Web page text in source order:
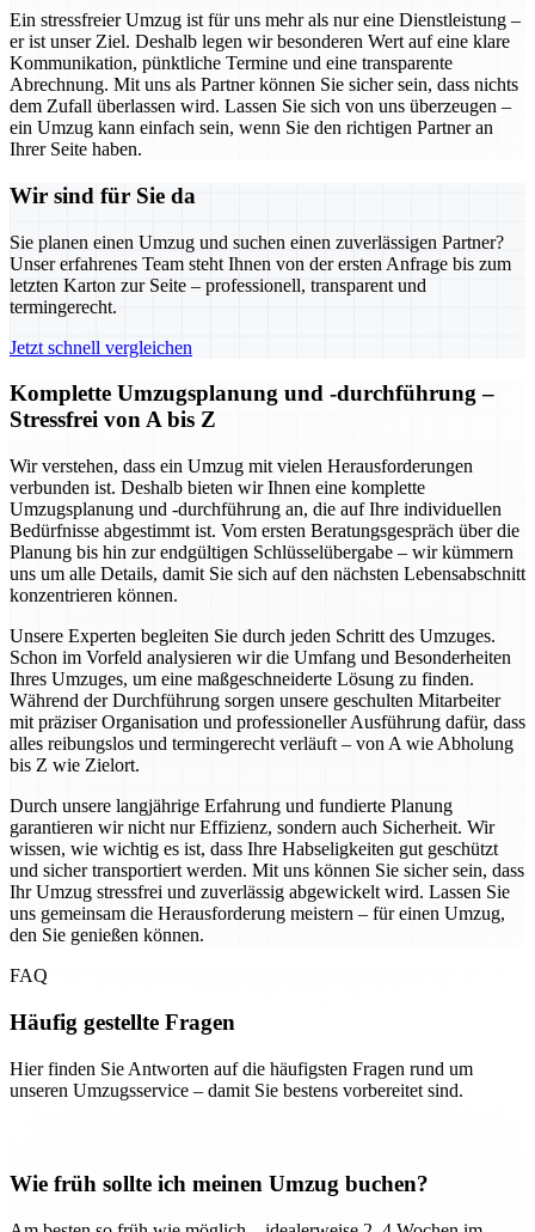
Ein stressfreier Umzug ist für uns mehr als nur eine Dienstleistung –
er ist unser Ziel. Deshalb legen wir besonderen Wert auf eine klare
Kommunikation, pünktliche Termine und eine transparente
Abrechnung. Mit uns als Partner können Sie sicher sein, dass nichts
dem Zufall überlassen wird. Lassen Sie sich von uns überzeugen –
ein Umzug kann einfach sein, wenn Sie den richtigen Partner an
Ihrer Seite haben.
Wir sind für Sie da
Sie planen einen Umzug und suchen einen zuverlässigen Partner?
Unser erfahrenes Team steht Ihnen von der ersten Anfrage bis zum
letzten Karton zur Seite – professionell, transparent und
termingerecht.
Jetzt schnell vergleichen
Komplette Umzugsplanung und -durchführung –
Stressfrei von A bis Z
Wir verstehen, dass ein Umzug mit vielen Herausforderungen
verbunden ist. Deshalb bieten wir Ihnen eine komplette
Umzugsplanung und -durchführung an, die auf Ihre individuellen
Bedürfnisse abgestimmt ist. Vom ersten Beratungsgespräch über die
Planung bis hin zur endgültigen Schlüsselübergabe – wir kümmern
uns um alle Details, damit Sie sich auf den nächsten Lebensabschnitt
konzentrieren können.
Unsere Experten begleiten Sie durch jeden Schritt des Umzuges.
Schon im Vorfeld analysieren wir die Umfang und Besonderheiten
Ihres Umzuges, um eine maßgeschneiderte Lösung zu finden.
Während der Durchführung sorgen unsere geschulten Mitarbeiter
mit präziser Organisation und professioneller Ausführung dafür, dass
alles reibungslos und termingerecht verläuft – von A wie Abholung
bis Z wie Zielort.
Durch unsere langjährige Erfahrung und fundierte Planung
garantieren wir nicht nur Effizienz, sondern auch Sicherheit. Wir
wissen, wie wichtig es ist, dass Ihre Habseligkeiten gut geschützt
und sicher transportiert werden. Mit uns können Sie sicher sein, dass
Ihr Umzug stressfrei und zuverlässig abgewickelt wird. Lassen Sie
uns gemeinsam die Herausforderung meistern – für einen Umzug,
den Sie genießen können.
FAQ
Häufig gestellte Fragen
Hier finden Sie Antworten auf die häufigsten Fragen rund um
unseren Umzugsservice – damit Sie bestens vorbereitet sind.
Wie früh sollte ich meinen Umzug buchen?